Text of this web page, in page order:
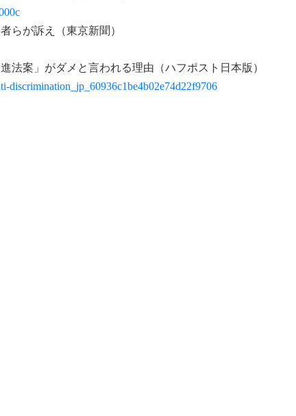
らが訴え（東京新聞）
法案」がダメと言われる理由（ハフポスト日本版）
discrimination_jp_60936c1be4b02e74d22f9706